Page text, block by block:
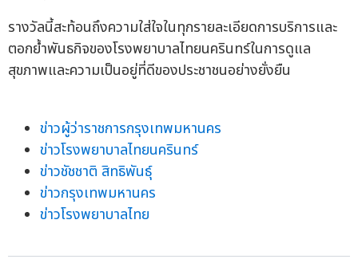
รางวัลนี้สะท้อนถึงความใส่ใจในทุกรายละเอียดการบริการและ
ตอกย้ำพันธกิจของโรงพยาบาลไทยนครินทร์ในการดูแล
สุขภาพและความเป็นอยู่ที่ดีของประชาชนอย่างยั่งยืน
ข่าวผู้ว่าราชการกรุงเทพมหานคร
ข่าวโรงพยาบาลไทยนครินทร์
ข่าวชัชชาติ สิทธิพันธุ์
ข่าวกรุงเทพมหานคร
ข่าวโรงพยาบาลไทย